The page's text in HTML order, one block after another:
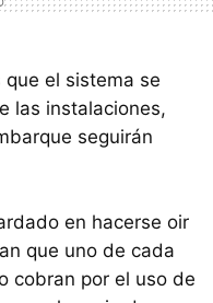
el sistema se
las instalaciones,
seguirán
en hacerse oir
que uno de cada
cobran por el uso de